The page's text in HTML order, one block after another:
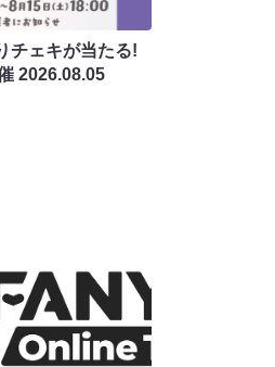
チェキが当たる!
2026.08.05